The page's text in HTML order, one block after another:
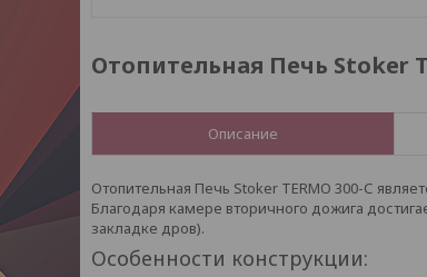
Отопительная Печь Stoker
Описание
Отопительная Печь Stoker TERMO 300-С
Благодаря камере вторичного дожига
закладке дров).
Особенности конструкции: